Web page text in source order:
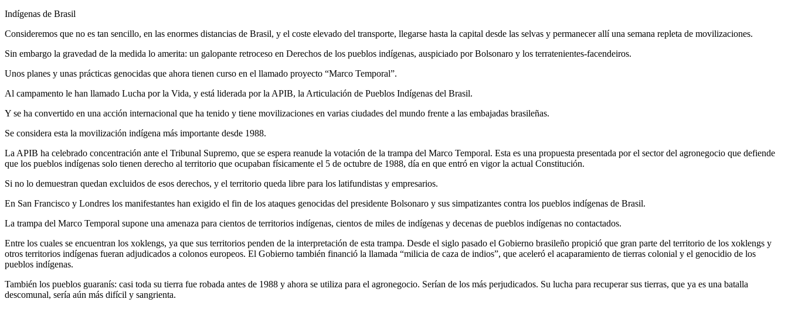
Indígenas de Brasil
Consideremos que no es tan sencillo, en las enormes distancias de Brasil, y el coste elevado del transporte, llegarse hasta la capital desde las selvas y permanecer allí una semana repleta de movilizaciones.
Sin embargo la gravedad de la medida lo amerita: un galopante retroceso en Derechos de los pueblos indígenas, auspiciado por Bolsonaro y los terratenientes-facendeiros.
Unos planes y unas prácticas genocidas que ahora tienen curso en el llamado proyecto “Marco Temporal”.
Al campamento le han llamado Lucha por la Vida, y está liderada por la APIB, la Articulación de Pueblos Indígenas del Brasil.
Y se ha convertido en una acción internacional que ha tenido y tiene movilizaciones en varias ciudades del mundo frente a las embajadas brasileñas.
Se considera esta la movilización indígena más importante desde 1988.
La APIB ha celebrado concentración ante el Tribunal Supremo, que se espera reanude la votación de la trampa del Marco Temporal. Esta es una propuesta presentada por el sector del agronegocio que defiende
que los pueblos indígenas solo tienen derecho al territorio que ocupaban físicamente el 5 de octubre de 1988, día en que entró en vigor la actual Constitución.
Si no lo demuestran quedan excluidos de esos derechos, y el territorio queda libre para los latifundistas y empresarios.
En San Francisco y Londres los manifestantes han exigido el fin de los ataques genocidas del presidente Bolsonaro y sus simpatizantes contra los pueblos indígenas de Brasil.
La trampa del Marco Temporal supone una amenaza para cientos de territorios indígenas, cientos de miles de indígenas y decenas de pueblos indígenas no contactados.
Entre los cuales se encuentran los xoklengs, ya que sus territorios penden de la interpretación de esta trampa. Desde el siglo pasado el Gobierno brasileño propició que gran parte del territorio de los xoklengs y
otros territorios indígenas fueran adjudicados a colonos europeos. El Gobierno también financió la llamada “milicia de caza de indios”, que aceleró el acaparamiento de tierras colonial y el genocidio de los
pueblos indígenas.
También los pueblos guaranís: casi toda su tierra fue robada antes de 1988 y ahora se utiliza para el agronegocio. Serían de los más perjudicados. Su lucha para recuperar sus tierras, que ya es una batalla
descomunal, sería aún más difícil y sangrienta.